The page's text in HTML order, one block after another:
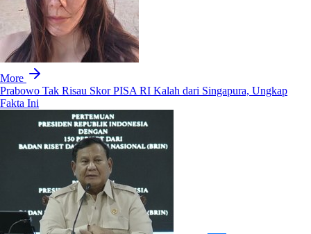
More
Prabowo Tak Risau Skor PISA RI Kalah dari Singapura, Ungkap
Fakta Ini